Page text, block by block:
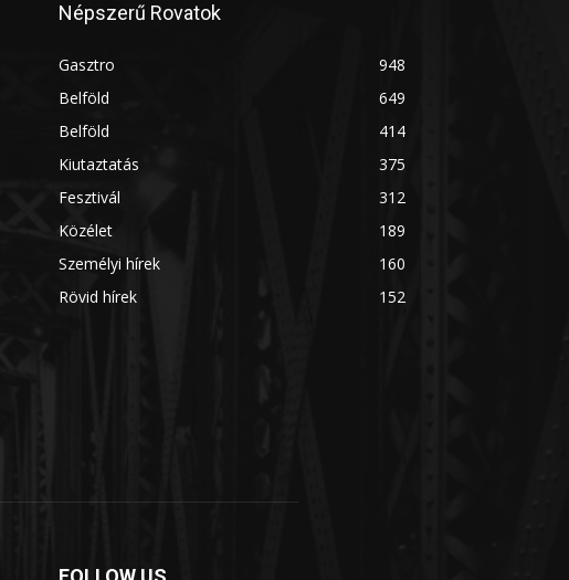
Népszerű Rovatok
Gasztro
948
Belföld
649
Belföld
414
Kiutaztatás
375
Fesztivál
312
Közélet
189
Személyi hírek
160
Rövid hírek
152